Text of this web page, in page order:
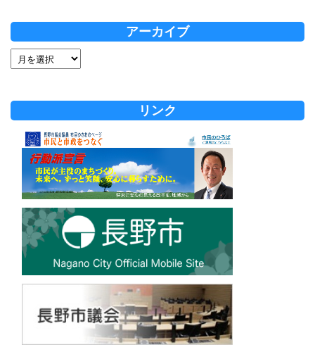
アーカイブ
リンク